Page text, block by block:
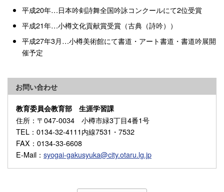
平成20年…日本吟剣詩舞全国吟詠コンクールにて2位受賞
平成21年…小樽文化貢献賞受賞（古典（詩吟））
平成27年3月…小樽美術館にて書道・アート書道・書道吟展開
催予定
お問い合わせ
教育委員会教育部 生涯学習課
住所 ：〒047-0034 小樽市緑3丁目4番1号
TEL ：0134-32-4111内線7531・7532
FAX ：0134-33-6608
E-Mail ： syogai-gakusyuka@city.otaru.lg.jp